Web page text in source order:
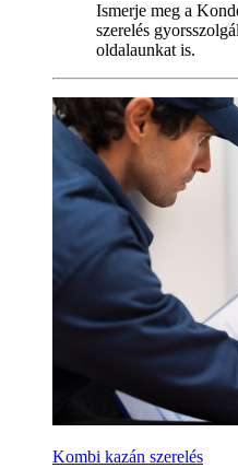
Ismerje meg a
szerelés
oldalaunkat is.
Kombi kazán szerelés